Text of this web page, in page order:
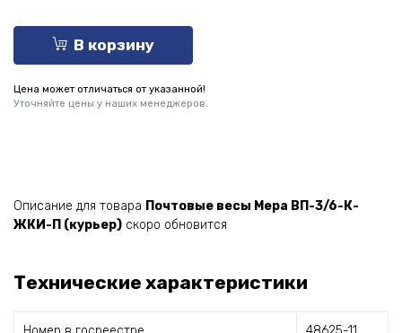
В корзину
Цена может отличаться от указанной!
Уточняйте цены у наших менеджеров.
Описание для товара Почтовые весы Мера ВП-3/6-К-
ЖКИ-П (курьер) скоро обновится
Технические характеристики